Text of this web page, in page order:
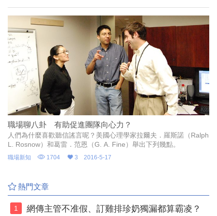
職場聊八卦 有助促進團隊向心力？
人們為什麼喜歡聽信謠言呢？美國心理學家拉爾夫．羅斯諾（Ralph
L. Rosnow）和葛雷．范恩（G. A. Fine）舉出下列幾點。
職場新知 1704 3 2016-5-17
熱門文章
1
網傳主管不准假、訂雞排珍奶獨漏都算霸凌？